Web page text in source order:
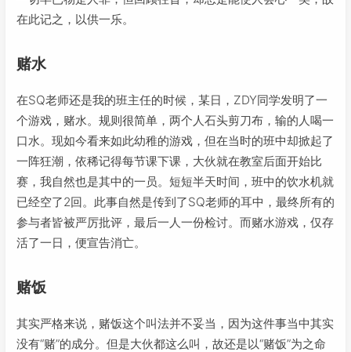
在此记之，以供一乐。
赌水
在SQ老师还是我的班主任的时候，某日，ZDY同学发明了一
个游戏，赌水。规则很简单，两个人石头剪刀布，输的人喝一
口水。现如今看来如此幼稚的游戏，但在当时的班中却掀起了
一阵狂潮，依稀记得每节课下课，大伙就在教室后面开始比
赛，我自然也是其中的一员。短短半天时间，班中的饮水机就
已经空了2回。此事自然是传到了SQ老师的耳中，最终所有的
参与者皆被严厉批评，最后一人一份检讨。而赌水游戏，仅存
活了一日，便宣告消亡。
赌饭
其实严格来说，赌饭这个叫法并不妥当，因为这件事当中其实
没有“赌”的成分。但是大伙都这么叫，故还是以“赌饭”为之命